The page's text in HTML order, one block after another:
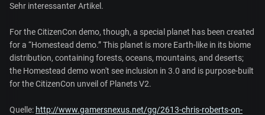
Sehr interessanter Artikel.
For the CitizenCon demo, though, a special planet has been created
for a “Homestead demo.” This planet is more Earth-like in its biome
distribution, containing forests, oceans, mountains, and deserts;
the Homestead demo won't see inclusion in 3.0 and is purpose-built
for the CitizenCon unveil of Planets V2.
Quelle: http://www.gamersnexus.net/gg/2613-chris-roberts-on-